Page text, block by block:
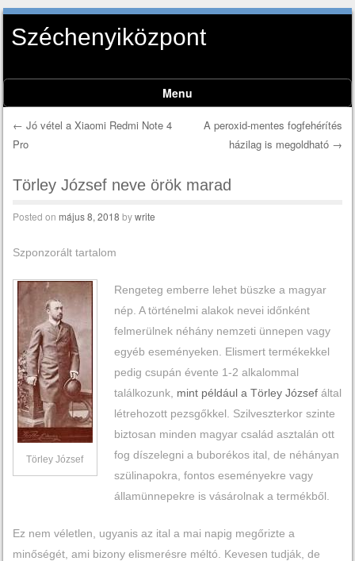
Széchenyiközpont
Menu
Skip to content
Post navigation
← Jó vétel a Xiaomi Redmi Note 4
Pro
A peroxid-mentes fogfehérítés
házilag is megoldható →
Törley József neve örök marad
Posted on május 8, 2018 bywrite
Szponzorált tartalom
Törley József
Rengeteg emberre lehet büszke a magyar
nép. A történelmi alakok nevei időnként
felmerülnek néhány nemzeti ünnepen vagy
egyéb eseményeken. Elismert termékekkel
pedig csupán évente 1-2 alkalommal
találkozunk, mint például a Törley Józsefáltal
létrehozott pezsgőkkel. Szilveszterkor szinte
biztosan minden magyar család asztalán ott
fog díszelegni a buborékos ital, de néhányan
szülinapokra, fontos eseményekre vagy
államünnepekre is vásárolnak a termékből.
Ez nem véletlen, ugyanis az ital a mai napig megőrizte a
minőségét, ami bizony elismerésre méltó. Kevesen tudják, de